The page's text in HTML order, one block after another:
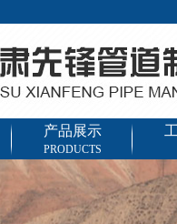
产品展示
PRODUCTS